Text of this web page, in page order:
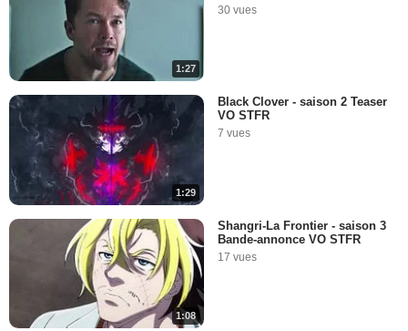
1:27
30 vues
1:29
Black Clover - saison 2 Teaser
VO STFR
7 vues
1:08
Shangri-La Frontier - saison 3
Bande-annonce VO STFR
17 vues